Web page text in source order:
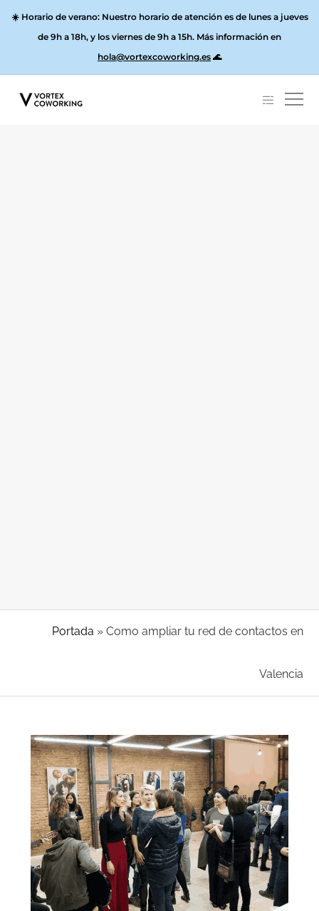
☀️ Horario de verano:Nuestro horario de atención es de lunes a jueves
de 9h a 18h, y los viernes de 9h a 15h. Más información en
hola@vortexcoworking.es 🌊
Portada » Como ampliar tu red de contactos en
Valencia